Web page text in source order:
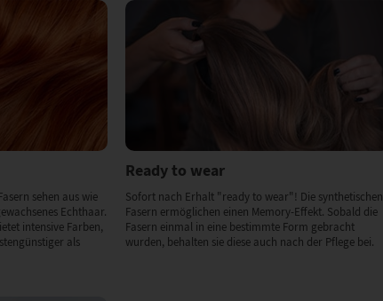
sehen aus wie
Echthaar.
intensive Farben,
als
Ready to wear
Sofort nach Erhalt "ready to wear"! Die synthetischen
Fasern ermöglichen einen Memory-Effekt. Sobald die
Fasern einmal in eine bestimmte Form gebracht
wurden, behalten sie diese auch nach der Pflege bei.